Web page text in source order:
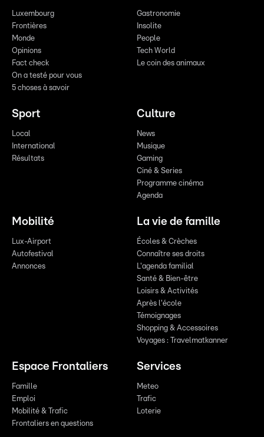
Luxembourg
Frontières
Monde
Opinions
Fact check
On a testé pour vous
5 choses à savoir
Gastronomie
Insolite
People
Tech World
Le coin des animaux
Sport
Local
International
Résultats
Culture
News
Musique
Gaming
Ciné & Series
Programme cinéma
Agenda
Mobilité
Lux-Airport
Autofestival
Annonces
La vie de famille
Écoles & Crèches
Connaître ses droits
L'agenda familial
Santé & Bien-être
Loisirs & Activités
Après l'école
Témoignages
Shopping & Accessoires
Voyages : Travelmatkanner
Espace Frontaliers
Famille
Emploi
Mobilité & Trafic
Frontaliers en questions
Services
Meteo
Trafic
Loterie